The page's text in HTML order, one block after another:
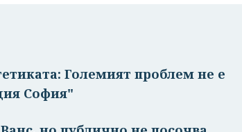
Големият проблем не е
София"